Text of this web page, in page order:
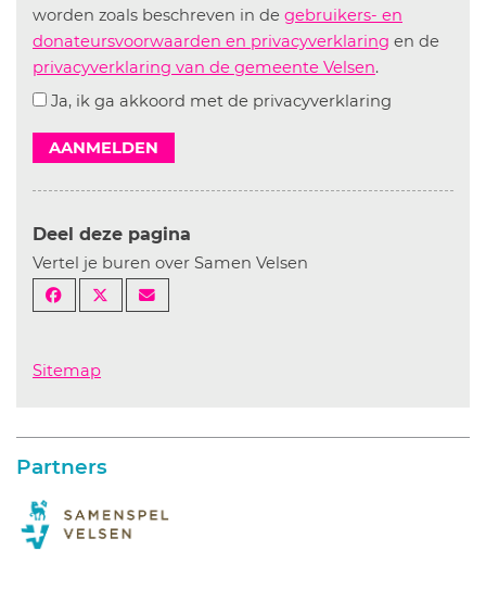
worden zoals beschreven in de gebruikers- en
donateursvoorwaarden en privacyverklaring en de
privacyverklaring van de gemeente Velsen.
Ja, ik ga akkoord met de privacyverklaring
AANMELDEN
Deel deze pagina
Vertel je buren over Samen Velsen
Sitemap
Partners